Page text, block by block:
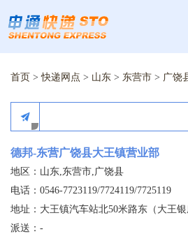
首页 >快递网点 > 山东 > 东营市 > 广饶
德邦-东营广饶县大王镇营业部
地区：山东,东营市,广饶县
电话：0546-7723119/7724119/7725119
地址：大王镇汽车站北50米路东（大王银
派送：-